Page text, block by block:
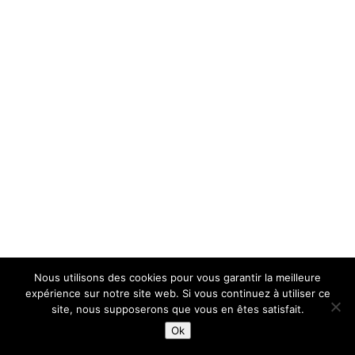
Nous utilisons des cookies pour vous garantir la meilleure
expérience sur notre site web. Si vous continuez à utiliser ce
site, nous supposerons que vous en êtes satisfait.
Ok